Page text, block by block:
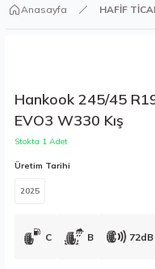
Anasayfa HAFİF
Hankook 245/45
EVO3 W330 Kış
Stokta 1 Adet
Üretim Tarihi
2025
C B 72dB